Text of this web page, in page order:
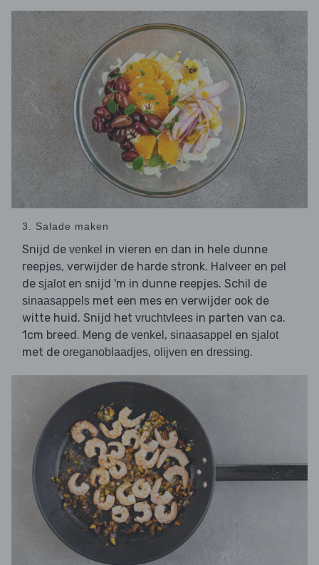
3. Salade maken
Snijd de venkel in vieren en dan in hele dunne
reepjes, verwijder de harde stronk. Halveer en pel
de sjaloten snijd 'm in dunne reepjes. Schil de
sinaasappels met een mes en verwijder ook de
witte huid. Snijd het vruchtvlees in parten van ca.
1cm breed. Meng de venkel , sinaasappel en sjalot
met de oreganoblaadjes, olijven en dressing.